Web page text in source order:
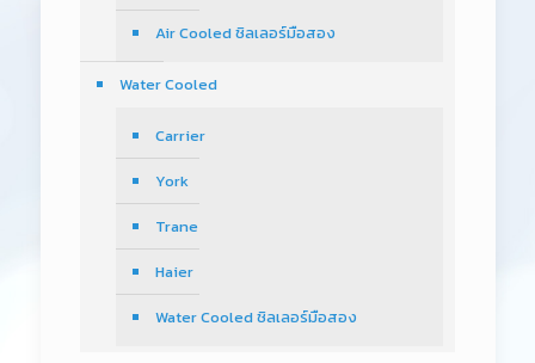
Air Cooled ชิลเลอร์มือสอง
Water Cooled
Carrier
York
Trane
Haier
Water Cooled ชิลเลอร์มือสอง